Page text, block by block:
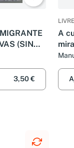
(SIN
3,50 €
LIVRE
A